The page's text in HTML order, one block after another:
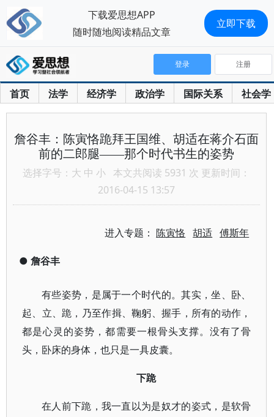
首页 法学 经济学 政治学 国际关系 社会学
登录 注册
詹谷丰：陈寅恪跪拜王国维、胡适在蒋介石面
前的二郎腿——那个时代书生的姿势
选择字号： 大 中 小 本文共阅读 5931 次 更新时间：
2016-04-15 13:57
进入专题：陈寅恪 胡适 傅斯年
● 詹谷丰
有些姿势，是属于一个时代的。其实，坐、卧、
起、立、跪，乃至作揖、鞠躬、握手，所有的动作，
都是心灵的姿势，都需要一根骨头支撑。没有了骨
头，卧床的身体，也只是一具皮囊。
下跪
在人前下跪，我一直以为是奴才的姿式，是软骨
下载爱思想APP
随时随地阅读精品文章
立即下载